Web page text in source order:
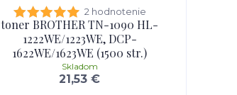
2 hodnotenie
toner BROTHER TN-1090 HL-
1222WE/1223WE, DCP-
1622WE/1623WE (1500 str.)
21,53 €
Skladom